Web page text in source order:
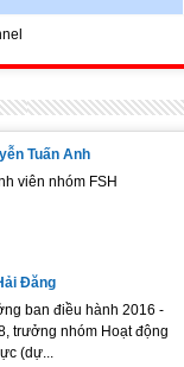
Tuấn Anh
viên nhóm FSH
Đăng
ban điều hành 2016 -
trưởng nhóm Hoạt động
(dự...